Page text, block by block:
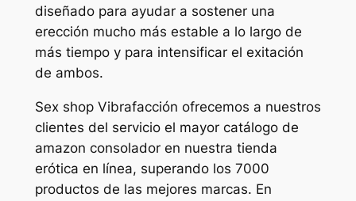
diseñado para ayudar a sostener una
erección mucho más estable a lo largo de
más tiempo y para intensificar el exitación
de ambos.
Sex shop Vibrafacción ofrecemos a nuestros
clientes del servicio el mayor catálogo de
amazon consolador en nuestra tienda
erótica en línea, superando los 7000
productos de las mejores marcas. En